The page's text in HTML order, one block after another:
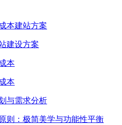
本建站方案
建设方案
本
本
与需求分析
则：极简美学与功能性平衡